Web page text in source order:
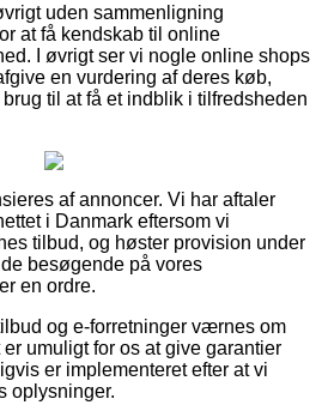
uden sammenligning
at få kendskab til online
I øvrigt ser vi nogle online shops
en vurdering af deres køb,
til at få et indblik i tilfredsheden
af annoncer. Vi har aftaler
i Danmark eftersom vi
tilbud, og høster provision under
besøgende på vores
en ordre.
og e-forretninger værnes om
umuligt for os at give garantier
er implementeret efter at vi
oplysninger.